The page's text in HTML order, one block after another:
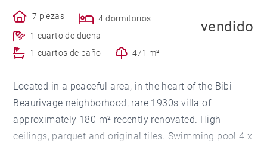
7 piezas
4 dormitorios
1 cuarto de ducha
1 cuartos de baño
471 m²
vendido
Located in a peaceful area, in the heart of the Bibi
Beaurivage neighborhood, rare 1930s villa of
approximately 180 m² recently renovated. High
ceilings, parquet and original tiles. Swimming pool 4 x